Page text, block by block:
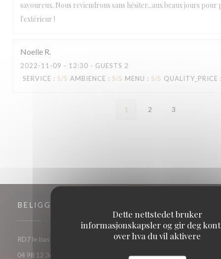
Dette nettstedet bruker
informasjonskapsler og gir deg
over hva du vil aktivere
savoureux. Nous reviendrons sans hésiter...aux beaux jours
l'extérieur !
Noelle R
2022-11-09 - 12:30 - GUESTS 2
SERVICE : 5/5 AMBIENCE : 5/5 MENU : 5/5 QUALITY_PRICE
1 2 3
BELIGGENHET
RD7 le bas fournel 83520 Roquebrune-sur-Argens((åpner i et nytt
04 98 12 36 31